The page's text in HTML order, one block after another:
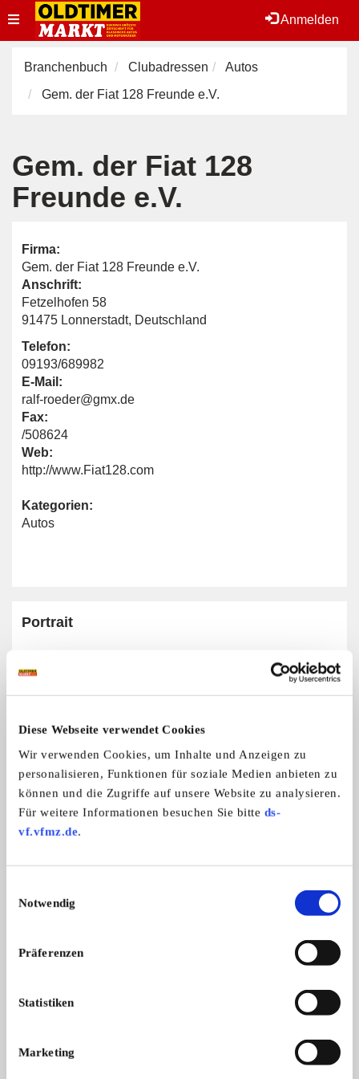
Diese Webseite verwendet Cookies
Wir verwenden Cookies, um Inhalte und Anzeigen zu
personalisieren, Funktionen für soziale Medien anbieten zu
können und die Zugriffe auf unsere Website zu analysieren.
Für weitere Informationen besuchen Sie bitte ds-
vf.vfmz.de.
Notwendig
Präferenzen
Statistiken
Marketing
Anmelden
Toggle
navigation
Branchenbuch Clubadressen
Autos
Gem. der Fiat 128 Freunde e.V.
Gem. der Fiat 128
Freunde e.V.
Firma:
Gem. der Fiat 128 Freunde e.V.
Anschrift:
Fetzelhofen 58
91475 Lonnerstadt, Deutschland
Telefon:
09193/689982
E-Mail:
ralf-roeder@gmx.de
Fax:
/508624
Web:
http://www.Fiat128.com
Kategorien:
Autos
Portrait
Automarken:
Fiat
Branchenbuch-Eintrag übernehmen
Sie vertreten dieses Unternehmen? Übernehmen Sie